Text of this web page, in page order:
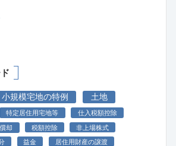
小規模宅地の特例 土地
特定居住用宅地等 仕入税額控除
却 税額控除
非上場株式
益金
居住用財産の譲渡